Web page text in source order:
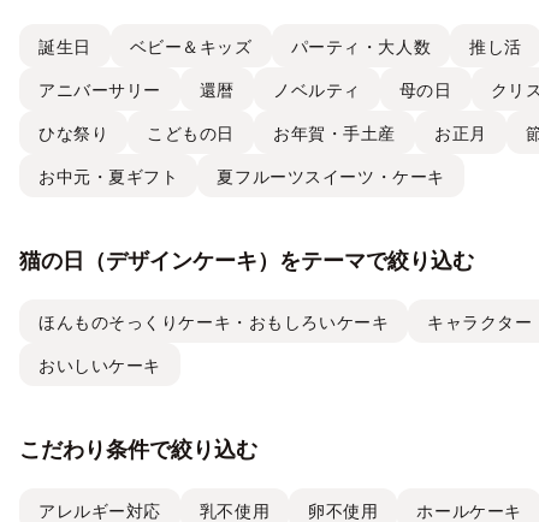
誕生日 ベビー＆キッズ パーティ・大人数 推し活
アニバーサリー 還暦 ノベルティ 母の日 クリ
ひな祭り こどもの日 お年賀・手土産 お正月
お中元・夏ギフト 夏フルーツスイーツ・ケーキ
猫の日（デザインケーキ）をテーマで絞り込む
ほんものそっくりケーキ・おもしろいケーキ キャラクター
おいしいケーキ
こだわり条件で絞り込む
アレルギー対応 乳不使用 卵不使用 ホールケーキ